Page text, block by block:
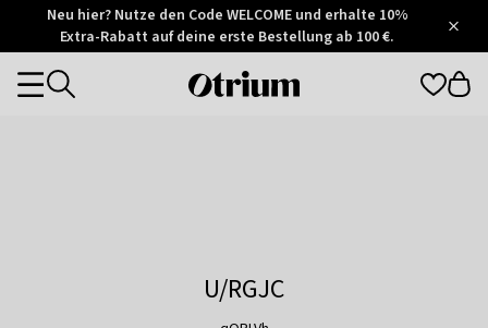
Otrium
Trustpilot
Neu hier? Nutze den Code WELCOME und erhalte 10%
Extra-Rabatt auf deine erste Bestellung ab 100 €.
Otrium
Categories
U/RGJC